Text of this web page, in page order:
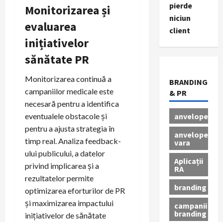
Monitorizarea și
evaluarea
inițiativelor
sănătate PR
Monitorizarea continuă a
campaniilor medicale este
necesară pentru a identifica
eventualele obstacole și
pentru a ajusta strategia în
timp real. Analiza feedback-
ului publicului, a datelor
privind implicarea și a
rezultatelor permite
optimizarea eforturilor de PR
și maximizarea impactului
inițiativelor de sănătate
pierde
niciun
client
BRANDING
& PR
anvelope
anvelope
vara
Aplicații
RA
branding
campanii
branding